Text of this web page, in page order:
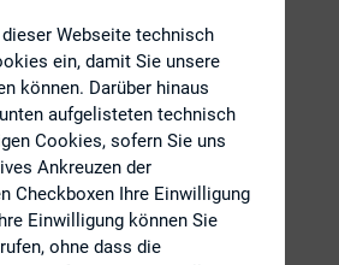
ESG (inkl. Nachhaltigkeit &
Governance), IR-Kompetenz
Externe Publikationen
Webseite technisch
ein, damit Sie unsere
können. Darüber hinaus
aufgelisteten technisch
Cookies, sofern Sie uns
Ankreuzen der
Checkboxen Ihre Einwilligung
Einwilligung können Sie
ohne dass die